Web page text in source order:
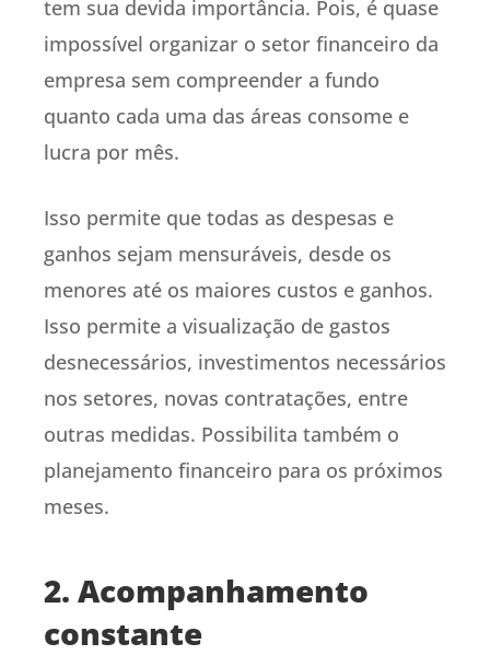
tem sua devida importância. Pois, é quase
impossível organizar o setor financeiro da
empresa sem compreender a fundo
quanto cada uma das áreas consome e
lucra por mês.
Isso permite que todas as despesas e
ganhos sejam mensuráveis, desde os
menores até os maiores custos e ganhos.
Isso permite a visualização de gastos
desnecessários, investimentos necessários
nos setores, novas contratações, entre
outras medidas. Possibilita também o
planejamento financeiro para os próximos
meses.
2. Acompanhamento
constante